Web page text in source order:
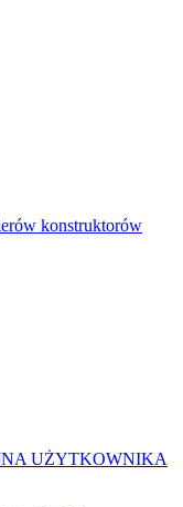
konstruktorów
UŻYTKOWNIKA